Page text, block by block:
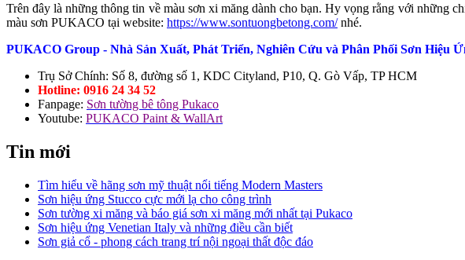
Trên đây là những thông tin về màu sơn xi măng dành cho bạn. Hy vọng rằng với những
màu sơn PUKACO tại website: https://www.sontuongbetong.com/nhé.
PUKACO Group - Nhà Sản Xuất, Phát Triển, Nghiên Cứu và Phân Phối Sơn Hiệu
Trụ Sở Chính: Số 8, đường số 1, KDC Cityland, P10, Q. Gò Vấp, TP HCM
Hotline: 0916 24 34 52
Fanpage: Sơn tường bê tông Pukaco
Youtube: PUKACO Paint & WallArt
Tin mới
Tìm hiểu về hãng sơn mỹ thuật nổi tiếng Modern Masters
Sơn hiệu ứng Stucco cực mới lạ cho công trình
Sơn tường xi măng và báo giá sơn xi măng mới nhất tại Pukaco
Sơn hiệu ứng Venetian Italy và những điều cần biết
Sơn giả cổ - phong cách trang trí nội ngoại thất độc đáo